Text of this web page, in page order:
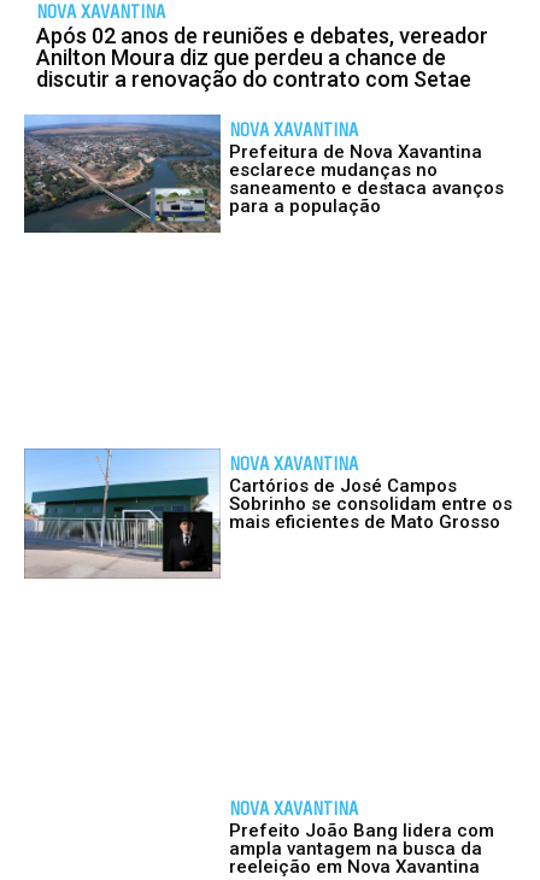
NOVA XAVANTINA
Após 02 anos de reuniões e debates, vereador
Anilton Moura diz que perdeu a chance de
discutir a renovação do contrato com Setae
NOVA XAVANTINA
Prefeitura de Nova Xavantina
esclarece mudanças no
saneamento e destaca avanços
para a população
NOVA XAVANTINA
Cartórios de José Campos
Sobrinho se consolidam entre os
mais eficientes de Mato Grosso
NOVA XAVANTINA
Prefeito João Bang lidera com
ampla vantagem na busca da
reeleição em Nova Xavantina